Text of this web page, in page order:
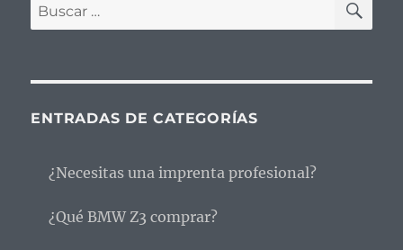
por:
ENTRADAS DE CATEGORÍAS
¿Necesitas una imprenta profesional?
¿Qué BMW Z3 comprar?